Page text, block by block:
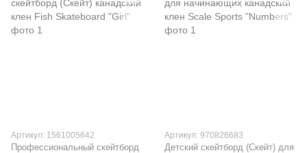
Артикул: 1561005642
Профессиональный скейтборд
Артикул: 970826683
Детский скейтборд (Скейт) для